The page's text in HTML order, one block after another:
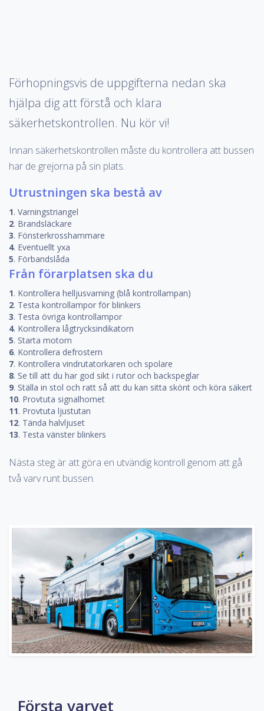
Förhopningsvis de uppgifterna nedan ska
hjälpa dig att förstå och klara
säkerhetskontrollen. Nu kör vi!
Innan säkerhetskontrollen måste du kontrollera att bussen
har de grejorna på sin plats.
Utrustningen ska bestå av
1. Varningstriangel
2. Brandsläckare
3. Fönsterkrosshammare
4. Eventuellt yxa
5. Förbandslåda
Från förarplatsen ska du
1. Kontrollera helljusvarning (blå kontrollampan)
2. Testa kontrollampor för blinkers
3. Testa övriga kontrollampor
4. Kontrollera lågtrycksindikatorn
5. Starta motorn
6. Kontrollera defrostern
7. Kontrollera vindrutatorkaren och spolare
8. Se till att du har god sikt i rutor och backspeglar
9. Ställa in stol och ratt så att du kan sitta skönt och köra säkert
10. Provtuta signalhornet
11. Provtuta ljustutan
12. Tända halvljuset
13. Testa vänster blinkers
Nästa steg är att göra en utvändig kontroll genom att gå
två varv runt bussen.
Första varvet